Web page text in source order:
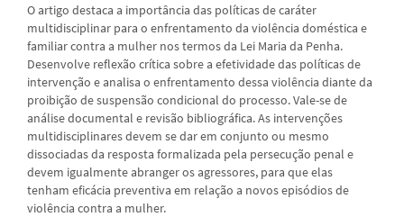
O artigo destaca a importância das políticas de caráter
multidisciplinar para o enfrentamento da violência doméstica e
familiar contra a mulher nos termos da Lei Maria da Penha.
Desenvolve reflexão crítica sobre a efetividade das políticas de
intervenção e analisa o enfrentamento dessa violência diante da
proibição de suspensão condicional do processo. Vale-se de
análise documental e revisão bibliográfica. As intervenções
multidisciplinares devem se dar em conjunto ou mesmo
dissociadas da resposta formalizada pela persecução penal e
devem igualmente abranger os agressores, para que elas
tenham eficácia preventiva em relação a novos episódios de
violência contra a mulher.